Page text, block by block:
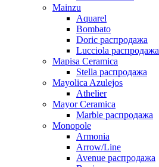
Mainzu
Aquarel
Bombato
Doric распродажа
Lucciola распродажа
Mapisa Ceramica
Stella распродажа
Mayolica Azulejos
Athelier
Mayor Ceramica
Marble распродажа
Monopole
Armonia
Arrow/Line
Avenue распродажа